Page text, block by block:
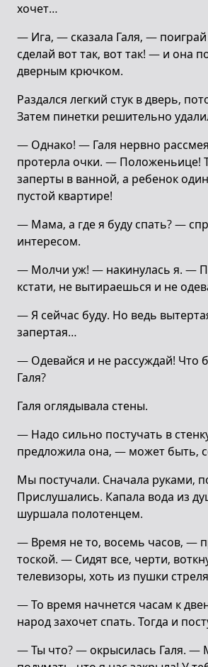
хочет…
— Ига, — сказала Галя, —
сделай вот так, вот так! — и она
дверным крючком.
Раздался легкий стук в дверь,
Затем пинетки решительно
— Однако! — Галя нервно
протерла очки. — Положеньице!
заперты в ванной, а ребенок
пустой квартире!
— Мама, а где я буду спать? —
интересом.
— Молчи уж! — накинулась я. —
кстати, не вытираешься и не
— Я сейчас буду. Но ведь
запертая…
— Одевайся и не рассуждай! Что
Галя?
Галя оглядывала стены.
— Надо сильно постучать в
предложила она, — может быть,
Мы постучали. Сначала руками,
Прислушались. Капала вода из
шуршала полотенцем.
— Время не то, восемь часов, —
тоской. — Сидят все, черти,
телевизоры, хоть из пушки
— То время начнется часам к
народ захочет спать. Тогда и
— Ты что? — окрысилась Галя. —